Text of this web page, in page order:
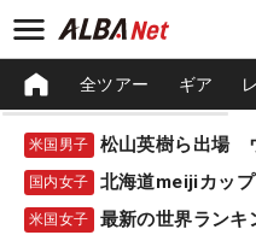
全ツアー ギア
米国男子
国内女子 北海道meijiカッ
米国女子 最新の世界ランキ